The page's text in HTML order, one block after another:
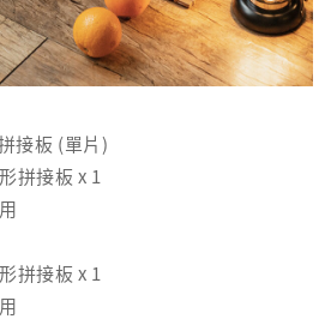
接板 (單片)
拼接板 x 1
拼接板 x 1